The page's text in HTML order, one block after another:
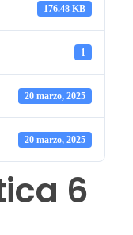
176.48 KB
1
20 marzo, 2025
20 marzo, 2025
6